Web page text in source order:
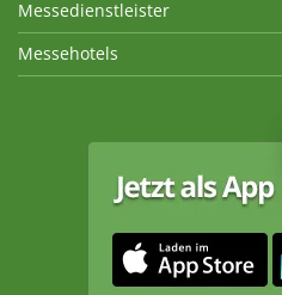
Messedienstleister
Messehotels